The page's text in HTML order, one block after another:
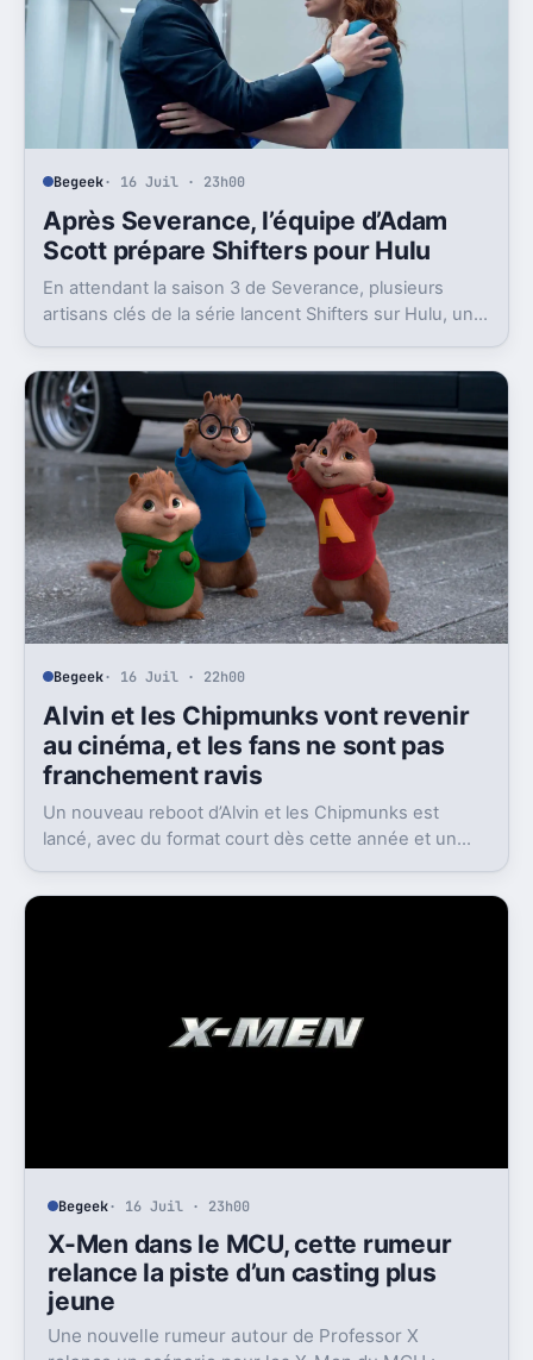
Begeek· 16 Juil · 23h00
Après Severance, l’équipe d’Adam
Scott prépare Shifters pour Hulu
En attendant la saison 3 de Severance, plusieurs
artisans clés de la série lancent Shifters sur Hulu, un
Begeek· 16 Juil · 22h00
Alvin et les Chipmunks vont revenir
au cinéma, et les fans ne sont pas
franchement ravis
Un nouveau reboot d’Alvin et les Chipmunks est
lancé, avec du format court dès cette année et un
du public.
Begeek· 16 Juil · 23h00
X-Men dans le MCU, cette rumeur
relance la piste d’un casting plus
jeune
Une nouvelle rumeur autour de Professor X